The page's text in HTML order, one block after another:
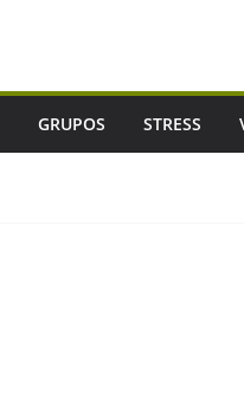
GRUPOS STRESS